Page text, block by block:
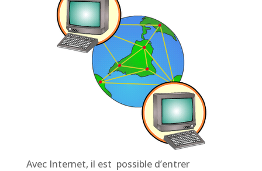
Avec Internet, il est possible d’entrer